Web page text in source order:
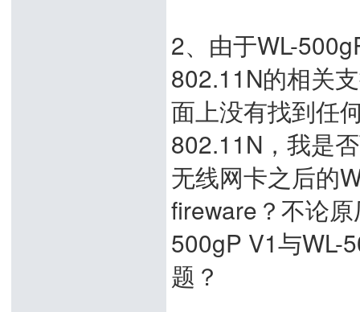
2、由于WL-
802.11N的相关
面上没有找到任
802.11N，我是
无线网卡之后的
fireware？不论
500gP V1与WL-
题？